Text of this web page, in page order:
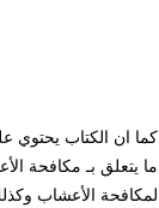
كما ان الكتاب
ما يتعلق بـ مكافحة
لمكافحة الأعشاب